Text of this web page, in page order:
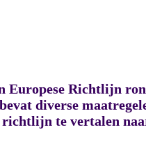
Richtlijn
diverse
richtlijn te vertalen